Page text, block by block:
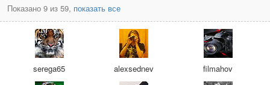
Показано 9 из 59, показать все
serega65 alexsednev filmahov